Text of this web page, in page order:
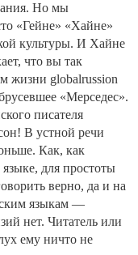
Но мы
«Гейне» «Хайне»
культуры. И Хайне
что вы так
жизни globalrussion
«Мерседес».
писателя
В устной речи
Как, как
для простоты
верно, да и на
языкам —
нет. Читатель или
ему ничто не